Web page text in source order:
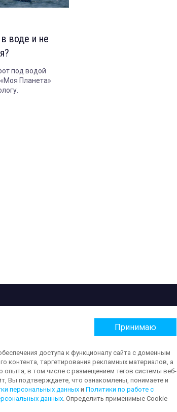
воде и не
под водой
Планета»
международным
на сайте,
сообщений:
на обработку персональных данных
Принимаю
доступа к функционалу сайта с доменным
контента, таргетирования рекламных материалов, а
опыта, в том числе с размещением тегов системы веб-
Вы подтверждаете, что ознакомлены, понимаете и
персональных данныхи Политики по работе с
данных. Определить применимые Cookie